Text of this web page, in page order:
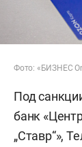
Фото: «БИЗНЕС
Под
банк
„Ставр“»,